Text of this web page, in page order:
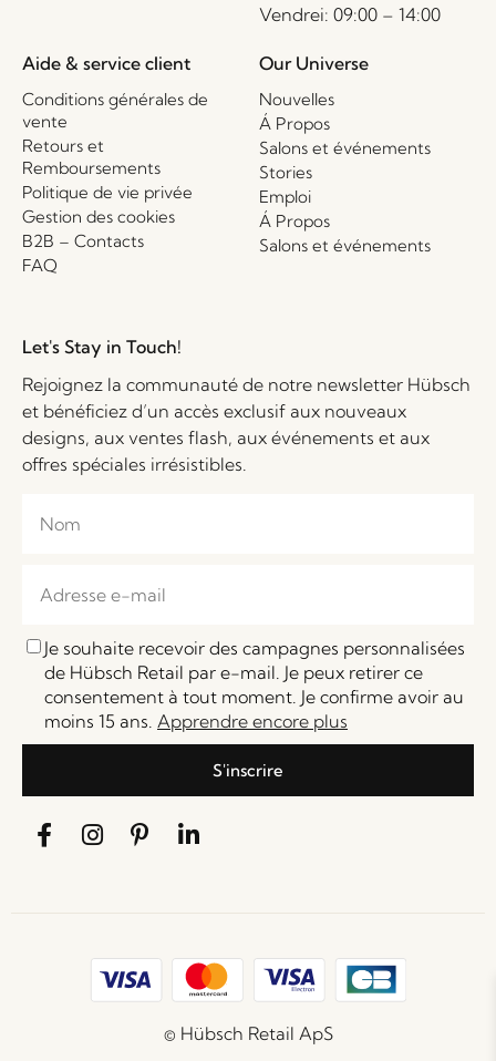
Vendrei: 09:00 – 14:00
Aide & service client
Conditions générales de
vente
Retours et
Remboursements
Politique de vie privée
Gestion des cookies
B2B – Contacts
FAQ
Our Universe
Nouvelles
Á Propos
Salons et événements
Stories
Emploi
Á Propos
Salons et événements
Let's Stay in Touch!
Rejoignez la communauté de notre newsletter Hübsch
et bénéficiez d’un accès exclusif aux nouveaux
designs, aux ventes flash, aux événements et aux
offres spéciales irrésistibles.
Je souhaite recevoir des campagnes personnalisées
de Hübsch Retail par e-mail. Je peux retirer ce
consentement à tout moment. Je confirme avoir au
moins 15 ans. Apprendre encore plus
S'inscrire
© Hübsch Retail ApS